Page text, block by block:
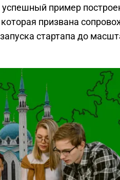
успешный пример
призвана
стартапа до